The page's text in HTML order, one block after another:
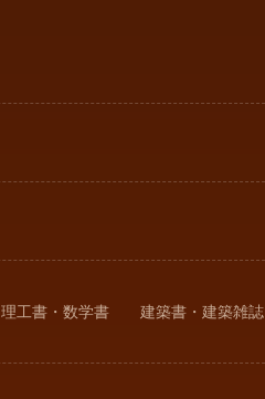
理工書・数学書
建築書・建築雑誌